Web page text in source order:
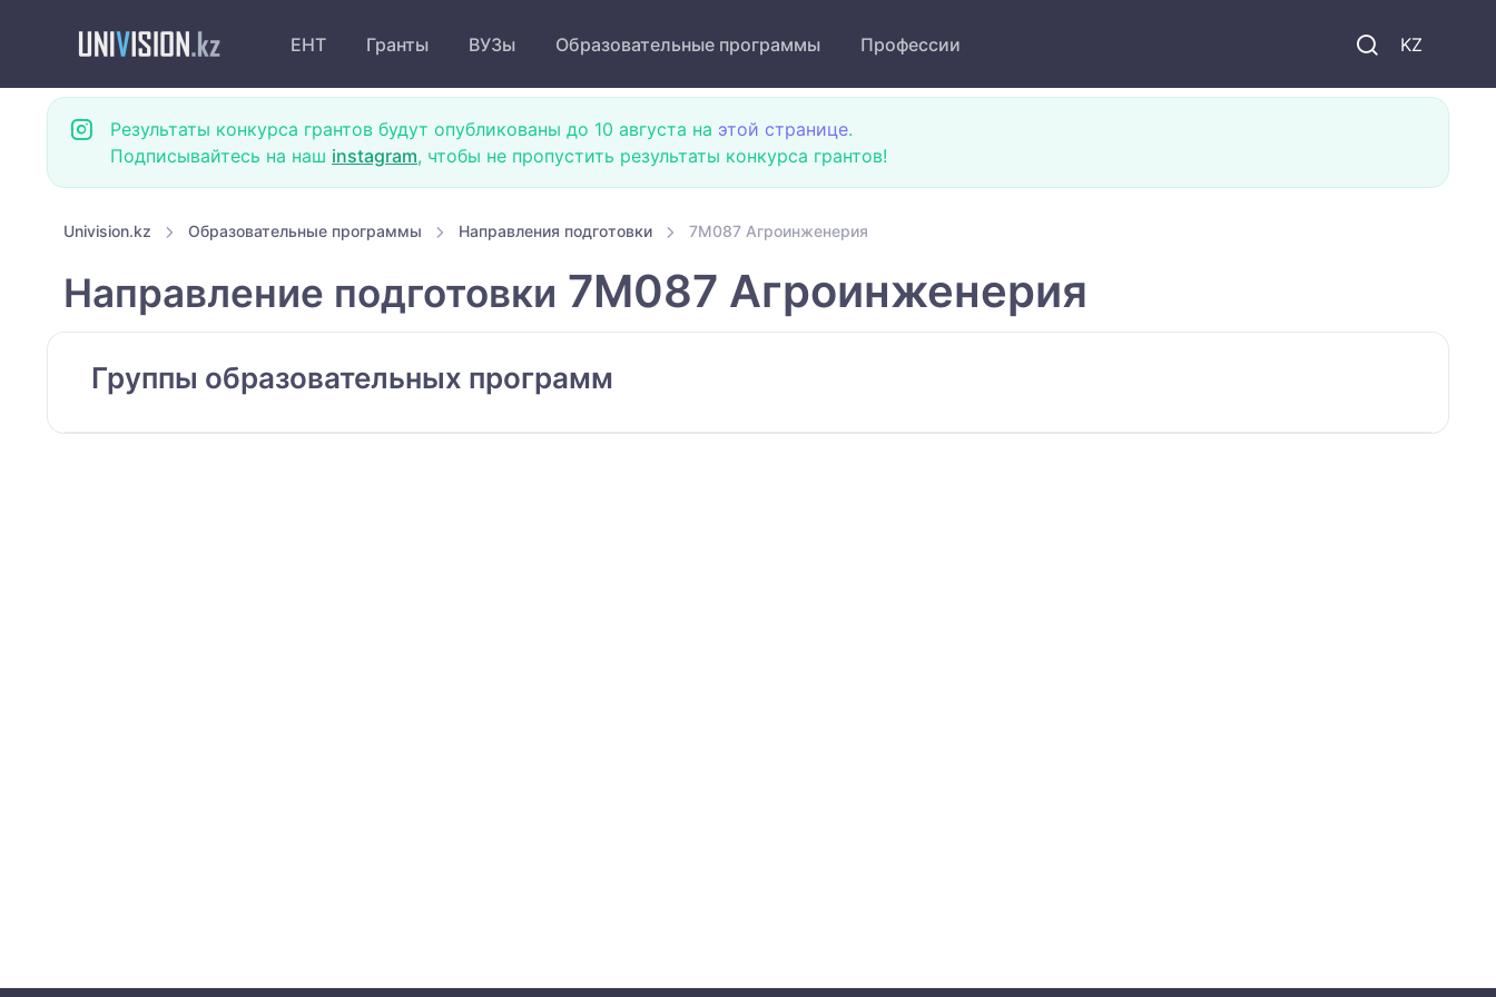
KZ
ЕНТ Гранты ВУЗы Образовательные программы Профессии
Результаты конкурса грантов будут опубликованы до 10 августа на этой странице.
Подписывайтесь на наш instagram, чтобы не пропустить результаты конкурса грантов!
Univision.kz Образовательные программы Направления подготовки 7M087 Агроинженерия
Направление подготовки 7M087 Агроинженерия
Группы образовательных программ